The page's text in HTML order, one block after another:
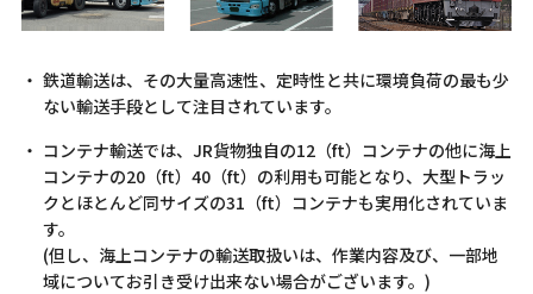
鉄道輸送は、その大量高速性、定時性と共に環境負荷の最も少
ない輸送手段として注目されています。
コンテナ輸送では、JR貨物独自の12（ft）コンテナの他に海上
コンテナの20（ft）40（ft）の利用も可能となり、大型トラッ
クとほとんど同サイズの31（ft）コンテナも実用化されていま
す。
(但し、海上コンテナの輸送取扱いは、作業内容及び、一部地
域についてお引き受け出来ない場合がございます。)